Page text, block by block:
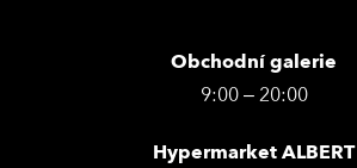
Obchodní galerie
9:00 – 20:00
Hypermarket ALBERT